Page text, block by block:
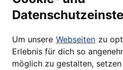
Um unsere Webseiten zu
Erlebnis für dich so
möglich zu gestalten,